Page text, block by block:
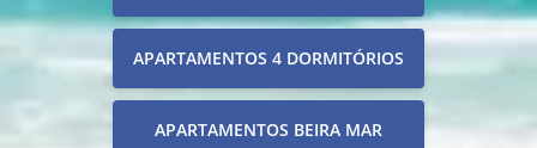
APARTAMENTOS 4 DORMITÓRIOS
APARTAMENTOS BEIRA MAR